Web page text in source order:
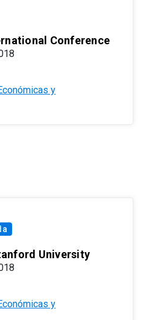
Conference
y
University
y